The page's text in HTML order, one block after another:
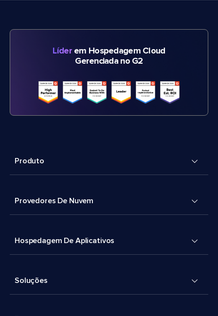
Líderem Hospedagem Cloud
Gerenciada no G2
Produto
Provedores De Nuvem
Hospedagem De Aplicativos
Soluções